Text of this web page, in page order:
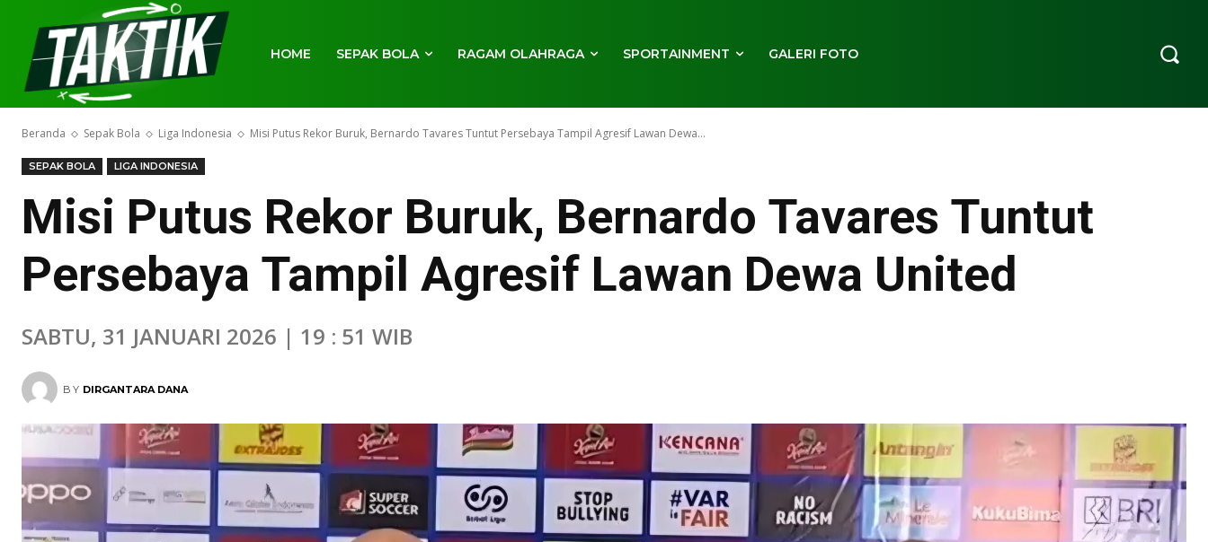
HOME SEPAK BOLA RAGAM OLAHRAGA SPORTAINMENT GALERI FOTO
Beranda Sepak Bola Liga Indonesia Misi Putus Rekor Buruk, Bernardo Tavares Tuntut Persebaya Tampil Agresif Lawan Dewa...
SEPAK BOLA LIGA INDONESIA
Misi Putus Rekor Buruk, Bernardo Tavares Tuntut
Persebaya Tampil Agresif Lawan Dewa United
SABTU, 31 JANUARI 2026 | 19 : 51 WIB
BY DIRGANTARA DANA